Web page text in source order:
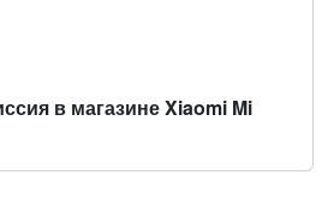
в магазине Xiaomi Mi